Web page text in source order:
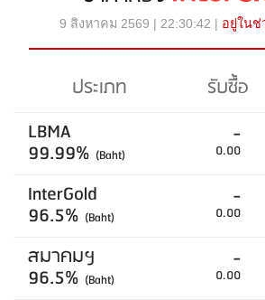
9 สิงหาคม 2569 | 22:30:42 | อยู่ในช่
ประเภท รับซื้อ
LBMA
99.99% (Baht)
-
0.00
InterGold
96.5% (Baht)
-
0.00
สมาคมฯ
96.5% (Baht)
-
0.00